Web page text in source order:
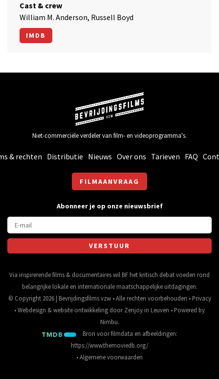
Cast & crew
William M. Anderson, Russell Boyd
IMDB
Niet-commerciële verdeler van film- en videoprogramma's.
& rechten Distributie Nieuws Over ons Tarieven FAQ
FILMAANVRAAG
Abonneer je op onze nieuwsbrief
Via inspirerende films & documentaires wil BF het kritisch debat voeden rond
belangrijke lokale en internationale maatschappelijke uitdagingen.
© Copyright 2026 | Bevrijdingsfilms vzw • Alle rechten voorbehouden • Privacy
•Webdesign &website ontwikkeling doorZenjoy in Leuven • Powered by
Nimbu.
Bron voor filmdata en afbeeldingen:
https://www.themoviedb.org/
•Algemene voorwaarden